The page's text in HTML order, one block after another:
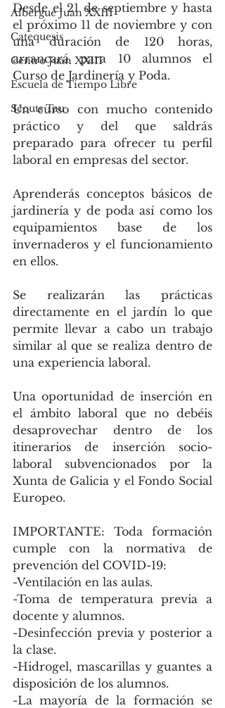
Albergue Juan XXIII
Catequesis
Centro Juan XXIII
Escuela de Tiempo Libre
Scouts Tau
Desde el 21 de septiembre y hasta
el próximo 11 de noviembre y con
una duración de 120 horas,
arrancará para 10 alumnos el
Curso de Jardinería y Poda.
Un curso con mucho contenido
práctico y del que saldrás
preparado para ofrecer tu perfil
laboral en empresas del sector.
Aprenderás conceptos básicos de
jardinería y de poda así como los
equipamientos base de los
invernaderos y el funcionamiento
en ellos.
Se realizarán las prácticas
directamente en el jardín lo que
permite llevar a cabo un trabajo
similar al que se realiza dentro de
una experiencia laboral.
Una oportunidad de inserción en
el ámbito laboral que no debéis
desaprovechar dentro de los
itinerarios de inserción socio-
laboral subvencionados por la
Xunta de Galicia y el Fondo Social
Europeo.
IMPORTANTE: Toda formación
cumple con la normativa de
prevención del COVID-19:
-Ventilación en las aulas.
-Toma de temperatura previa a
docente y alumnos.
-Desinfección previa y posterior a
la clase.
-Hidrogel, mascarillas y guantes a
disposición de los alumnos.
-La mayoría de la formación se